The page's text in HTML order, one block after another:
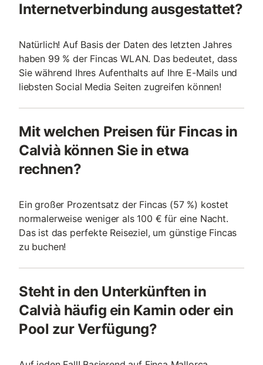
Internetverbindung ausgestattet?
Natürlich! Auf Basis der Daten des letzten Jahres
haben 99 % der Fincas WLAN. Das bedeutet, dass
Sie während Ihres Aufenthalts auf Ihre E-Mails und
liebsten Social Media Seiten zugreifen können!
Mit welchen Preisen für Fincas in
Calvià können Sie in etwa
rechnen?
Ein großer Prozentsatz der Fincas (57 %) kostet
normalerweise weniger als 100 € für eine Nacht.
Das ist das perfekte Reiseziel, um günstige Fincas
zu buchen!
Steht in den Unterkünften in
Calvià häufig ein Kamin oder ein
Pool zur Verfügung?